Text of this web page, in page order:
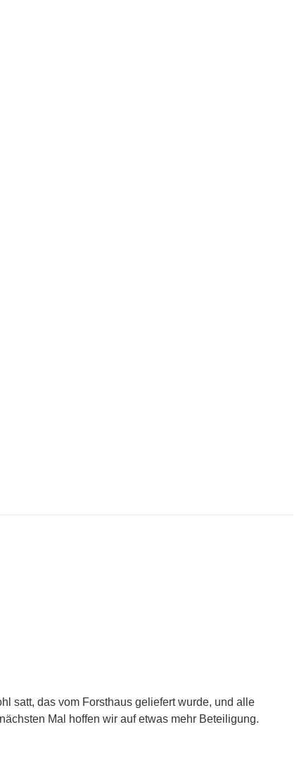
satt, das vom Forsthaus geliefert wurde, und alle
Mal hoffen wir auf etwas mehr Beteiligung.